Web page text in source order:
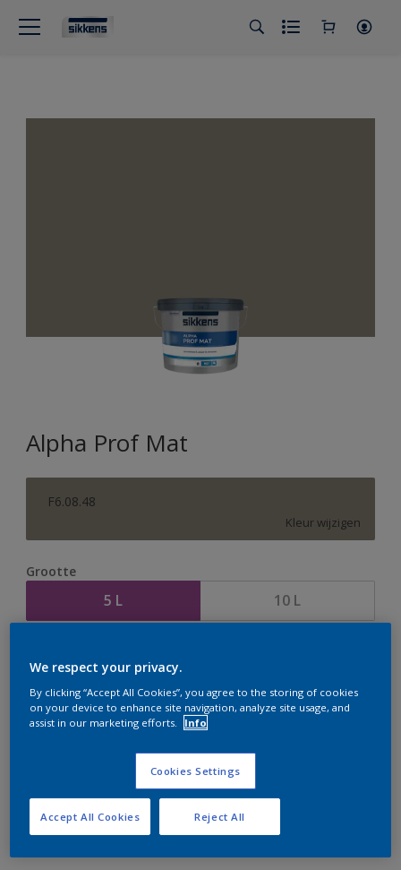
Alpha Prof Mat
F6.08.48
Kleur wijzigen
Grootte
5 L 10 L
Bereken
Op dit moment is het niet mogelijk dit product online
te bestellen. Houd de website in de gaten, we werken
er hard aan om de voorraad aan te vullen.
We respect your privacy.
By clicking “Accept All Cookies”, you agree to the storing of cookies
on your device to enhance site navigation, analyze site usage, and
assist in our marketing efforts.
Info
Cookies Settings
Reject All
Accept All Cookies